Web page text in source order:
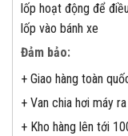
lốp hoạt động để
lốp vào bánh xe
Đảm bảo:
+ Giao hàng toàn
+ Van chia hơi máy
+ Kho hàng lên tới